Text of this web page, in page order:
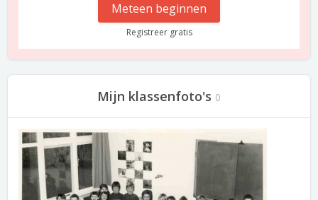
Meteen beginnen
Registreer gratis
Mijn klassenfoto's 0